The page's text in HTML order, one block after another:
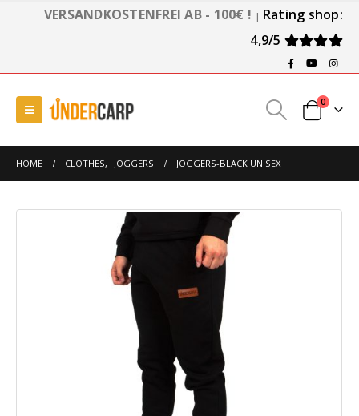
VERSANDKOSTENFREI AB - 100€ ! | Rating shop:
4,9/5
0
HOME CLOTHES, JOGGERS JOGGERS-BLACK UNISEX